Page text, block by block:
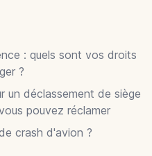
: quels sont vos droits
?
un déclassement de siège
pouvez réclamer
crash d'avion ?